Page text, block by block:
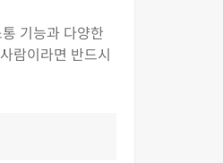
기능과 다양한
람이라면 반드시